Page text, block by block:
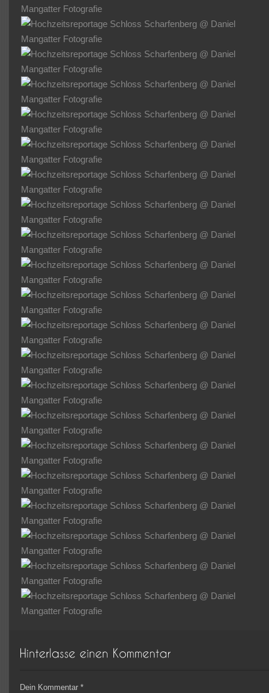
Dein Kommentar*